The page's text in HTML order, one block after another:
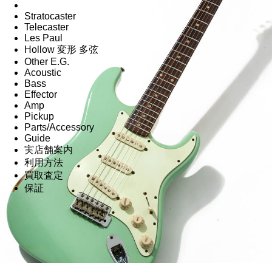
Stratocaster
Telecaster
Les Paul
Hollow 変形 多弦
Other E.G.
Acoustic
Bass
Effector
Amp
Pickup
Parts/Accessory
Guide
実店舗案内
利用方法
買取査定
保証